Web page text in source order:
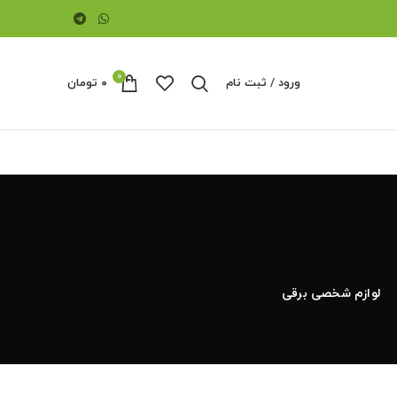
ورود / ثبت نام 0 ۰ تومان
لوازم شخصی برقی